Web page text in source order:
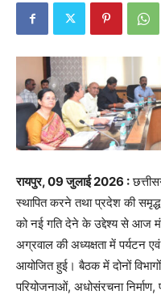
रायपुर, 09 जुलाई 2026 :
स्थापित करने तथा प्रदेश की
को नई गति देने के उद्देश्य से आज
अग्रवाल की अध्यक्षता में पर्यटन
आयोजित हुई। बैठक में दोनों
परियोजनाओं, अधोसंरचना